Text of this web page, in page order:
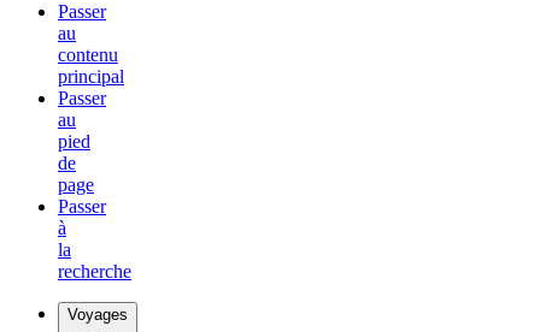
Passer
au
contenu
principal
Passer
au
pied
de
page
Passer
à
la
recherche
Voyages